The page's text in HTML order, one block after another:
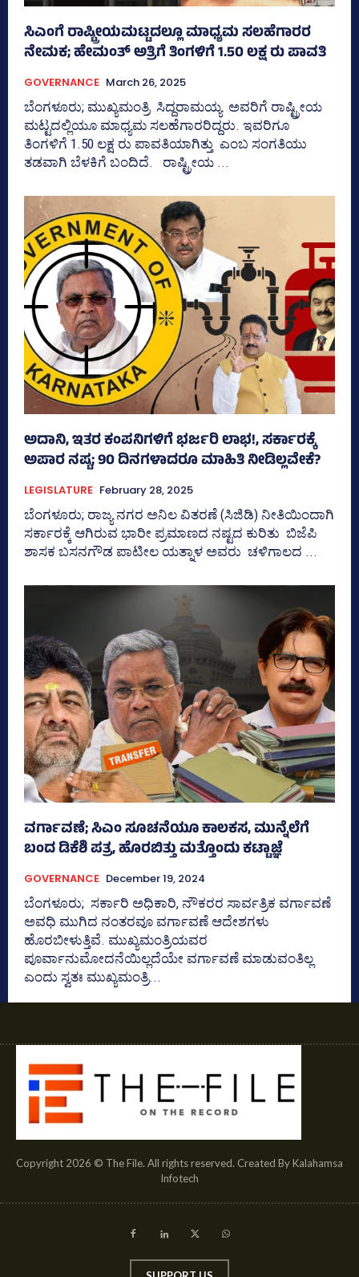
ಸಿಎಂಗೆ ರಾಷ್ಟ್ರೀಯಮಟ್ಟದಲ್ಲೂ ಮಾಧ್ಯಮ ಸಲಹೆಗಾರರ
ನೇಮಕ; ಹೇಮಂತ್‌ ಅತ್ರಿಗೆ ತಿಂಗಳಿಗೆ 1.50 ಲಕ್ಷ ರು ಪಾವತಿ
GOVERNANCE March 26, 2025
ಬೆಂಗಳೂರು; ಮುಖ್ಯಮಂತ್ರಿ ಸಿದ್ದರಾಮಯ್ಯ ಅವರಿಗೆ ರಾಷ್ಟ್ರೀಯ
ಮಟ್ಟದಲ್ಲಿಯೂ ಮಾಧ್ಯಮ ಸಲಹೆಗಾರರಿದ್ದರು. ಇವರಿಗೂ
ತಿಂಗಳಿಗೆ 1.50 ಲಕ್ಷ ರು ಪಾವತಿಯಾಗಿತ್ತು ಎಂಬ ಸಂಗತಿಯು
ತಡವಾಗಿ ಬೆಳಕಿಗೆ ಬಂದಿದೆ. ರಾಷ್ಟ್ರೀಯ ...
ಅದಾನಿ, ಇತರ ಕಂಪನಿಗಳಿಗೆ ಭರ್ಜರಿ ಲಾಭ!, ಸರ್ಕಾರಕ್ಕೆ
ಅಪಾರ ನಷ್ಟ; 90 ದಿನಗಳಾದರೂ ಮಾಹಿತಿ ನೀಡಿಲ್ಲವೇಕೆ?
LEGISLATURE February 28, 2025
ಬೆಂಗಳೂರು; ರಾಜ್ಯ ನಗರ ಅನಿಲ ವಿತರಣೆ (ಸಿಜಿಡಿ) ನೀತಿಯಿಂದಾಗಿ
ಸರ್ಕಾರಕ್ಕೆ ಆಗಿರುವ ಭಾರೀ ಪ್ರಮಾಣದ ನಷ್ಟದ ಕುರಿತು ಬಿಜೆಪಿ
ಶಾಸಕ ಬಸನಗೌಡ ಪಾಟೀಲ ಯತ್ನಾಳ ಅವರು ಚಳಿಗಾಲದ ...
ವರ್ಗಾವಣೆ; ಸಿಎಂ ಸೂಚನೆಯೂ ಕಾಲಕಸ, ಮುನ್ನೆಲೆಗೆ
ಬಂದ ಡಿಕೆಶಿ ಪತ್ರ, ಹೊರಬಿತ್ತು ಮತ್ತೊಂದು ಕಟ್ಟಾಜ್ಞೆ
GOVERNANCE December 19, 2024
ಬೆಂಗಳೂರು; ಸರ್ಕಾರಿ ಅಧಿಕಾರಿ, ನೌಕರರ ಸಾರ್ವತ್ರಿಕ ವರ್ಗಾವಣೆ
ಅವಧಿ ಮುಗಿದ ನಂತರವೂ ವರ್ಗಾವಣೆ ಆದೇಶಗಳು
ಹೊರಬೀಳುತ್ತಿವೆ. ಮುಖ್ಯಮಂತ್ರಿಯವರ
ಪೂರ್ವಾನುಮೋದನೆಯಿಲ್ಲದೆಯೇ ವರ್ಗಾವಣೆ ಮಾಡುವಂತಿಲ್ಲ
ಎಂದು ಸ್ವತಃ ಮುಖ್ಯಮಂತ್ರಿ...
Copyright 2026 © The File. All rights reserved. Created By Kalahamsa
Infotech